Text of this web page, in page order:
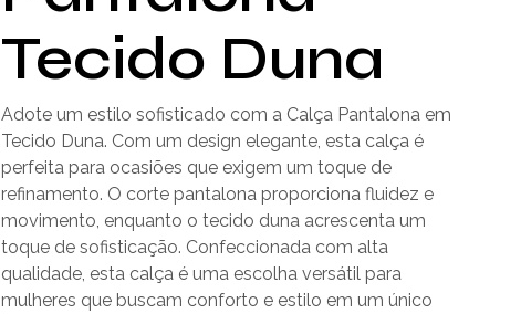
Tecido Duna
Adote um estilo sofisticado com a Calça Pantalona em
Tecido Duna. Com um design elegante, esta calça é
perfeita para ocasiões que exigem um toque de
refinamento. O corte pantalona proporciona fluidez e
movimento, enquanto o tecido duna acrescenta um
toque de sofisticação. Confeccionada com alta
qualidade, esta calça é uma escolha versátil para
mulheres que buscam conforto e estilo em um único